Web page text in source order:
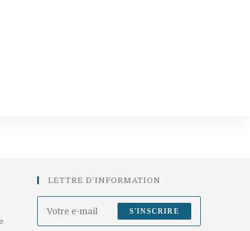
S’ouvre
LETTRE D’INFORMATION
S'INSCRIRE